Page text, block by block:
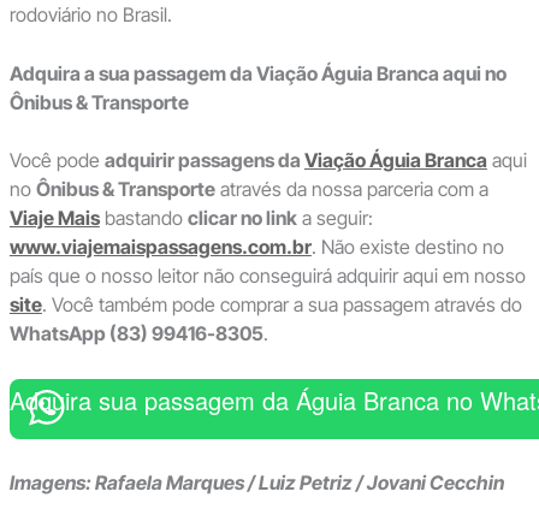
rodoviário no Brasil.
Adquira a sua passagem da Viação Águia Branca aqui no
Ônibus & Transporte
Você pode adquirir passagens da Viação Águia Branca aqui
no Ônibus & Transporteatravés da nossa parceria com a
Viaje Maisbastando clicar no linka seguir:
www.viajemaispassagens.com.br. Não existe destino no
país que o nosso leitor não conseguirá adquirir aqui em nosso
site. Você também pode comprar a sua passagem através do
WhatsApp (83) 99416-8305.
Adquira sua passagem da Águia Branca no
Imagens: Rafaela Marques / Luiz Petriz / Jovani Cecchin